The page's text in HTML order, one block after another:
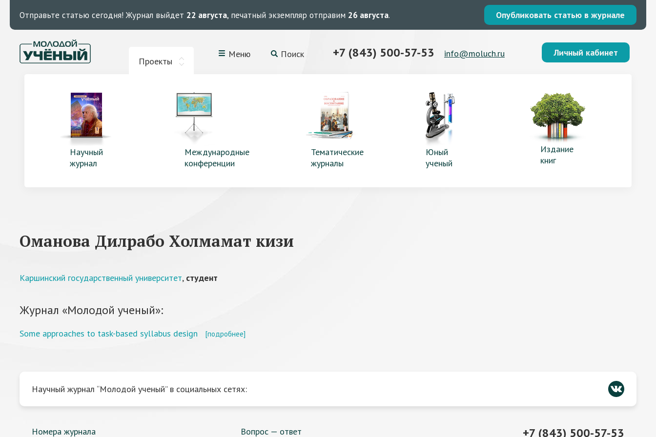
Отправьте статью сегодня! Журнал выйдет 22 августа, печатный экземпляр отправим 26 августа. Опубликовать статью в журнале
Проекты
Меню Поиск +7 (843) 500-57-53 info@moluch.ru Личный кабинет
Научный
журнал
Международные
конференции
Тематические
журналы
Юный
ученый
Издание
книг
Оманова Дилрабо Холмамат кизи
Каршинский государственный университет, студент
Журнал «Молодой ученый»:
Some approaches to task-based syllabus design [подробнее]
Научный журнал “Молодой ученый” в социальных сетях:
Номера журнала Вопрос — ответ +7 (843) 500-57-53